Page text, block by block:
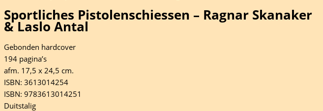
Sportliches Pistolenschiessen – Ragnar Skanaker
& Laslo Antal
Gebonden hardcover
194 pagina’s
afm. 17,5 x 24,5 cm.
ISBN: 3613014254
ISBN: 9783613014251
Duitstalig